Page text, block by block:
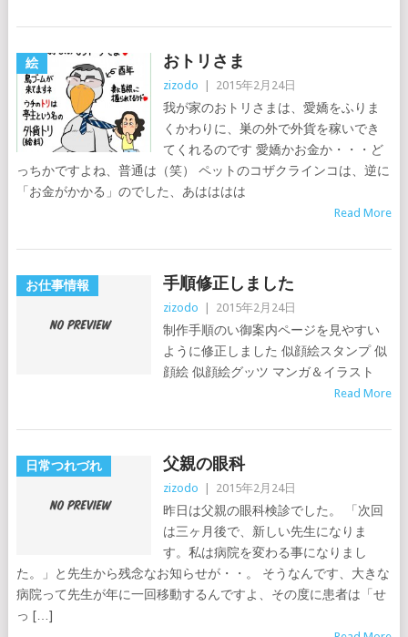
絵 おトリさま
zizodo 2015年2月24日
我が家のおトリさまは、愛嬌をふりま
くかわりに、巣の外で外貨を稼いでき
てくれるのです 愛嬌かお金か・・・ど
っちかですよね、普通は（笑） ペットのコザクラインコは、逆に
「お金がかかる」のでした、あはははは
Read More
お仕事情報 手順修正しました
zizodo 2015年2月24日
制作手順のい御案内ページを見やすい
ように修正しました 似顔絵スタンプ 似
顔絵 似顔絵グッツ マンガ＆イラスト
Read More
日常つれづれ 父親の眼科
zizodo 2015年2月24日
昨日は父親の眼科検診でした。 「次回
は三ヶ月後で、新しい先生になりま
す。私は病院を変わる事になりまし
た。」と先生から残念なお知らせが・・。 そうなんです、大きな
病院って先生が年に一回移動するんですよ、その度に患者は「せ
っ […]